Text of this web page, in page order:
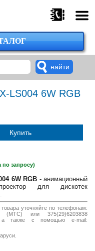
375
224-
00-
00
375
29
620-
LS004 6W RGB
Купить
по запросу)
6W RGB - анимационный
для дискотек
уточняйте по телефонам:
(МТС) или 375(29)6203838
а также с помощью e-mail: